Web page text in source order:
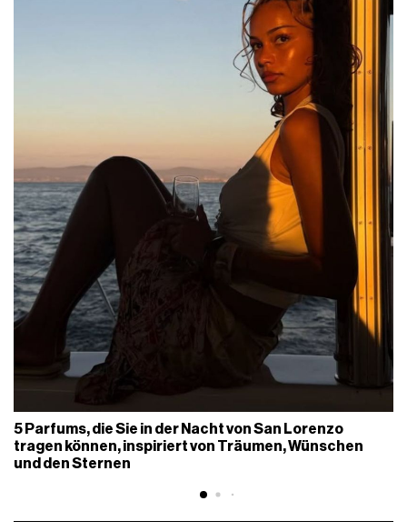
5 Parfums, die Sie in der Nacht von San Lorenzo
tragen können, inspiriert von Träumen, Wünschen
und den Sternen